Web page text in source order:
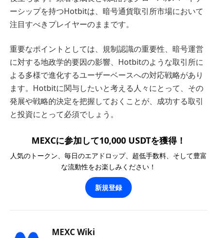
ーシップを持つHotbitは、暗号通貨取引所市場において
注目すべきプレイヤーのままです。
重要なポイントとしては、規制認識の重要性、暗号運営
に対する地政学的要因の影響、Hotbitのような取引所に
よる多様で進化するユーザーベースへの対応戦略があり
ます。Hotbitに関与したいと考える人々にとって、その
発展や戦略的決定を把握しておくことが、成功する取引
と投資にとって必須でしょう。
MEXCに参加して10,000 USDTを獲得！
人気のトークン、毎日のエアドロップ、超低手数料、そして豊富
な流動性をお楽しみください！
新規登録
MEXC Wiki